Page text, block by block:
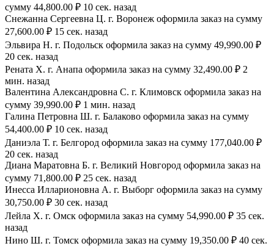
сумму 44,800.00 ₽ 10 сек. назад
Снежанна Сергеевна Ц. г. Воронеж оформила заказ на сумму
27,600.00 ₽ 15 сек. назад
Эльвира Н. г. Подольск оформила заказ на сумму 49,990.00 ₽
20 сек. назад
Рената Х. г. Анапа оформила заказ на сумму 32,490.00 ₽ 2
мин. назад
Валентина Александровна С. г. Климовск оформила заказ на
сумму 39,990.00 ₽ 1 мин. назад
Галина Петровна Ш. г. Балаково оформила заказ на сумму
54,400.00 ₽ 10 сек. назад
Даниэла Т. г. Белгород оформила заказ на сумму 177,040.00 ₽
20 сек. назад
Диана Маратовна Б. г. Великий Новгород оформила заказ на
сумму 71,800.00 ₽ 25 сек. назад
Инесса Илларионовна А. г. Выборг оформила заказ на сумму
30,750.00 ₽ 30 сек. назад
Лейла Х. г. Омск оформила заказ на сумму 54,990.00 ₽ 35 сек.
назад
Нино Ш. г. Томск оформила заказ на сумму 19,350.00 ₽ 40 сек.